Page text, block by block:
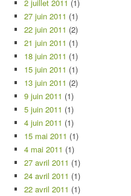
2 juillet 2011 (1)
27 juin 2011 (1)
22 juin 2011 (2)
21 juin 2011 (1)
18 juin 2011 (1)
15 juin 2011 (1)
13 juin 2011 (2)
9 juin 2011 (1)
5 juin 2011 (1)
4 juin 2011 (1)
15 mai 2011 (1)
4 mai 2011 (1)
27 avril 2011 (1)
24 avril 2011 (1)
22 avril 2011 (1)